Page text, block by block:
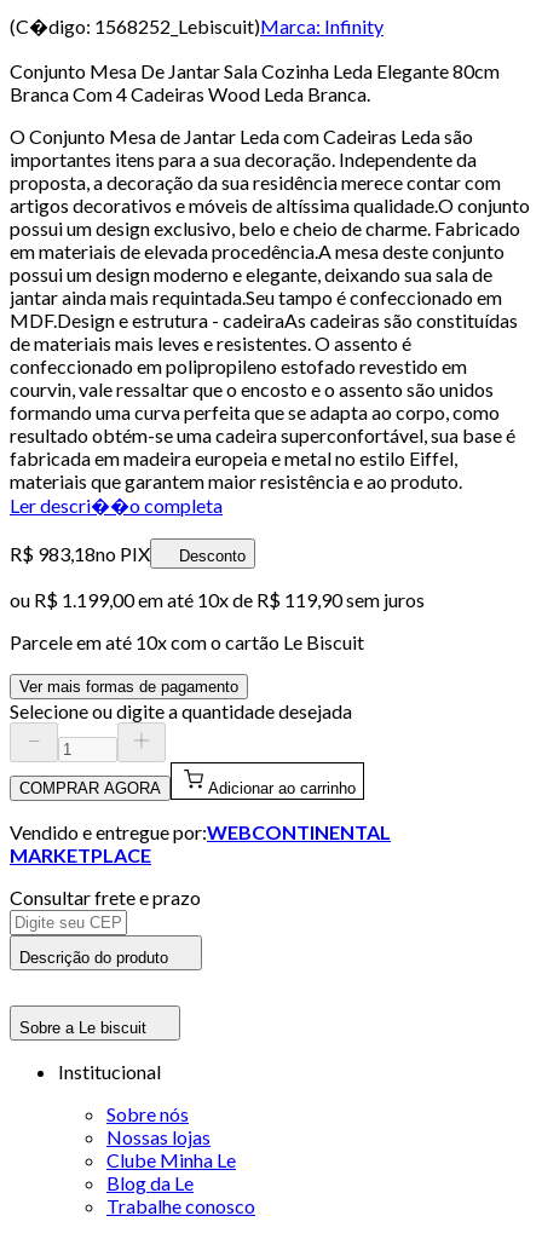
(C�digo: 1568252_Lebiscuit)Marca: Infinity
Conjunto Mesa De Jantar Sala Cozinha Leda Elegante 80cm
Branca Com 4 Cadeiras Wood Leda Branca.
O Conjunto Mesa de Jantar Leda com Cadeiras Leda são
importantes itens para a sua decoração. Independente da
proposta, a decoração da sua residência merece contar com
artigos decorativos e móveis de altíssima qualidade.O conjunto
possui um design exclusivo, belo e cheio de charme. Fabricado
em materiais de elevada procedência.A mesa deste conjunto
possui um design moderno e elegante, deixando sua sala de
jantar ainda mais requintada.Seu tampo é confeccionado em
MDF.Design e estrutura - cadeiraAs cadeiras são constituídas
de materiais mais leves e resistentes. O assento é
confeccionado em polipropileno estofado revestido em
courvin, vale ressaltar que o encosto e o assento são unidos
formando uma curva perfeita que se adapta ao corpo, como
resultado obtém-se uma cadeira superconfortável, sua base é
fabricada em madeira europeia e metal no estilo Eiffel,
materiais que garantem maior resistência e ao produto.
Ler descri��o completa
R$ 983,18no PIX Desconto
ou R$ 1.199,00em até 10x de R$ 119,90 sem juros
Parcele em até 10x com o cartão Le Biscuit
Ver mais formas de pagamento
Selecione ou digite a quantidade desejada
COMPRAR AGORA Adicionar ao carrinho
Vendido e entregue por:WEBCONTINENTAL
MARKETPLACE
Consultar frete e prazo
Descrição do produto
Sobre a Le biscuit
Institucional
Sobre nós
Nossas lojas
Clube Minha Le
Blog da Le
Trabalhe conosco